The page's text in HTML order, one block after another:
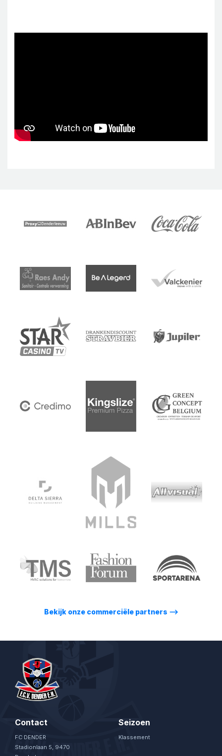
Bekijk onze commerciële partners ⟶
Contact
FC DENDER
Stadionlaan 5, 9470
Seizoen
Klassement